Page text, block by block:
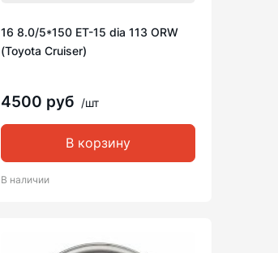
16 8.0/5*150 ET-15 dia 113 ORW
(Toyota Cruiser)
4500 руб /шт
В корзину
В наличии